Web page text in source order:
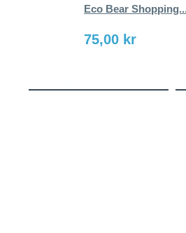
Eco Bear
75,00 kr